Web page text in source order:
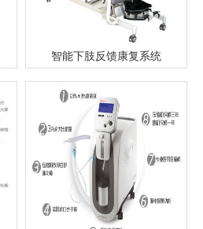
智能下肢反馈康复系统